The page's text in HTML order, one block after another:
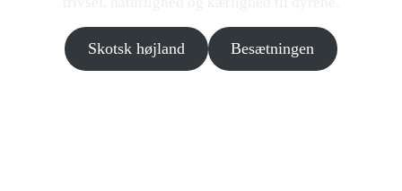
Skotsk højland Besætningen